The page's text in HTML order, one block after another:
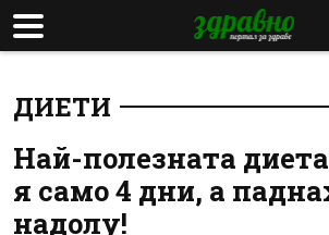
ДИЕТИ
Най-полезната
я само 4 дни, а
надолу!